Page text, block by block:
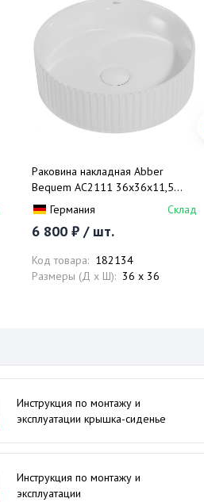
Раковина накладная Abber
Bequem AC2111 36x36x11,5
(белый)Германия Склад
6 800 ₽ / шт.
Код товара: 182134
Размеры (Д x Ш): 36 x 36
Инструкция по монтажу и
эксплуатации крышка-сиденье
Инструкция по монтажу и
эксплуатации